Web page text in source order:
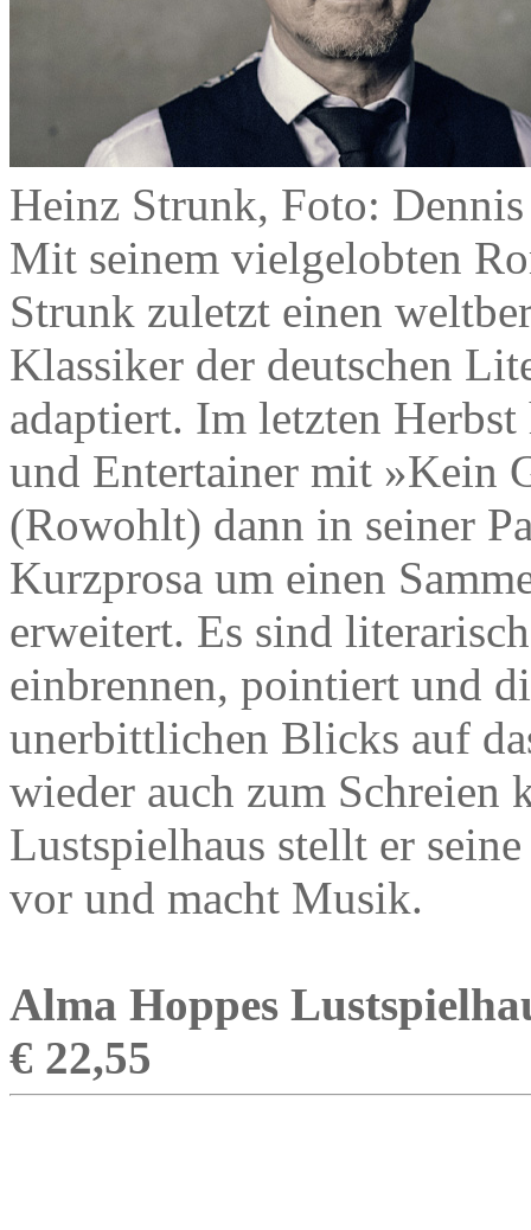
Heinz Strunk, Foto:
Mit seinem vielgelobten
Strunk zuletzt einen
Klassiker der deutschen
adaptiert. Im letzten
und Entertainer mit »Kein
(Rowohlt) dann in seiner
Kurzprosa um einen
erweitert. Es sind
einbrennen, pointiert und
unerbittlichen Blicks auf
wieder auch zum Schreien
Lustspielhaus stellt er
vor und macht Musik.
Alma Hoppes
€ 22,55